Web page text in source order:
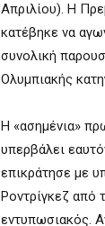
Απριλίου). Η
κατέβηκε να
συνολική
Ολυμπιακής
Η «ασημένια»
υπερβάλει
επικράτησε με
Ροντρίγκεζ από
εντυπωσιακός.